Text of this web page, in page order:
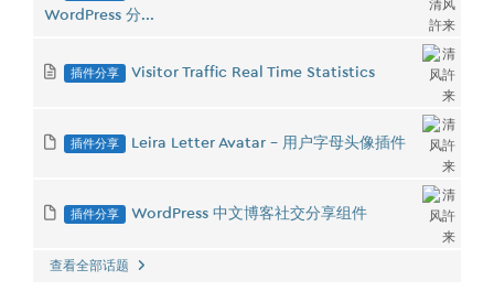
WordPress 分...
插件分享 Visitor Traffic Real Time Statistics
插件分享 Leira Letter Avatar - 用户字母头像插件
插件分享 WordPress 中文博客社交分享组件
查看全部话题